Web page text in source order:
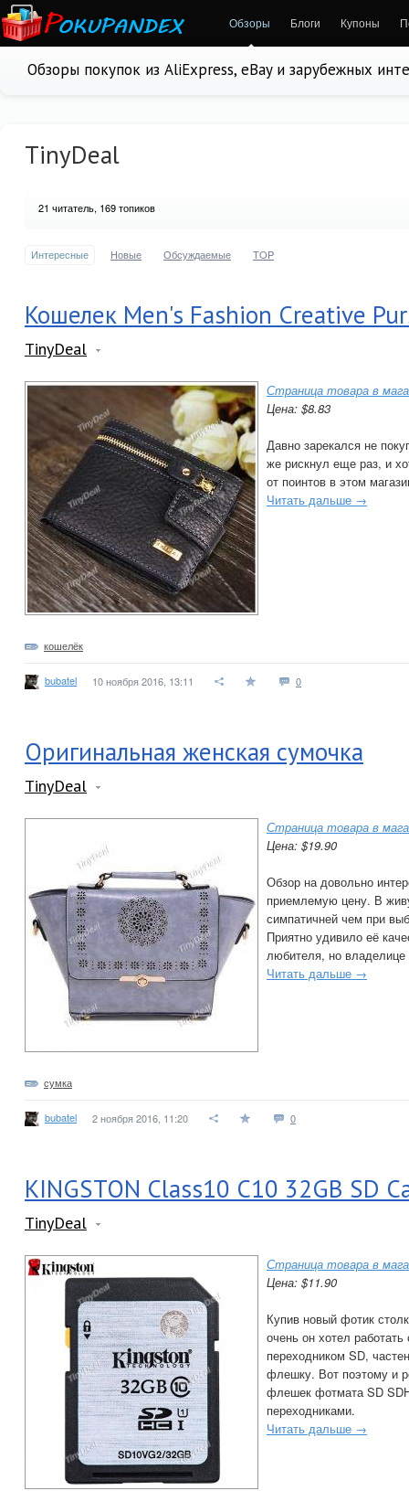
Обзоры Блоги Купоны
Обзоры покупок из AliExpress, eBay и зарубежных
TinyDeal
21 читатель, 169 топиков
Интересные Новые Обсуждаемые TOP
Кошелек Men's Fashion Creative
TinyDeal
Страница товара в
Цена: $8.83
Давно зарекался не
же рискнул еще раз, и
от поинтов в этом
Читать дальше →
кошелёк
bubatel 10 ноября 2016, 13:11 0
Оригинальная женская сумочка
TinyDeal
Страница товара в
Цена: $19.90
Обзор на довольно
приемлемую цену. В
симпатичней чем при
Приятно удивило её
любителя, но владелице
Читать дальше →
сумка
bubatel 2 ноября 2016, 11:20 0
KINGSTON Class10 C10 32GB SD
TinyDeal
Страница товара в
Цена: $11.90
Купив новый фотик
очень он хотел
переходником SD,
флешку. Вот поэтому и
флешек фотмата SD
переходниками.
Читать дальше →